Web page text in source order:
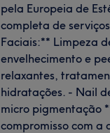
pela Europeia de
completa de
Faciais:** Limpeza
envelhecimento e
relaxantes,
hidratações. - Nail
micro pigmentação
compromisso com a